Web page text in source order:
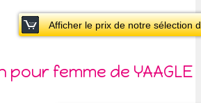
Afficher le prix de notre sélection
pour femme de YAAGLE